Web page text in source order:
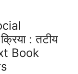
: तटीय
Book